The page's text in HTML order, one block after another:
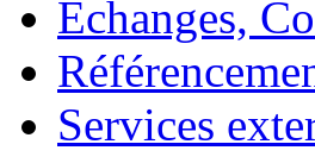
Echanges,
Services